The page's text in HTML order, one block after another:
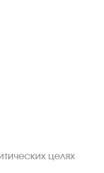
целях